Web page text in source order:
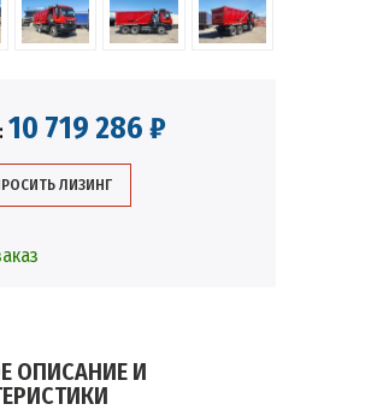
10 719 286 ₽
ЛИЗИНГ
ОПИСАНИЕ И